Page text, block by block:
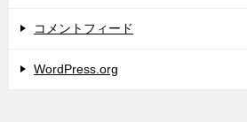
コメントフィード
WordPress.org